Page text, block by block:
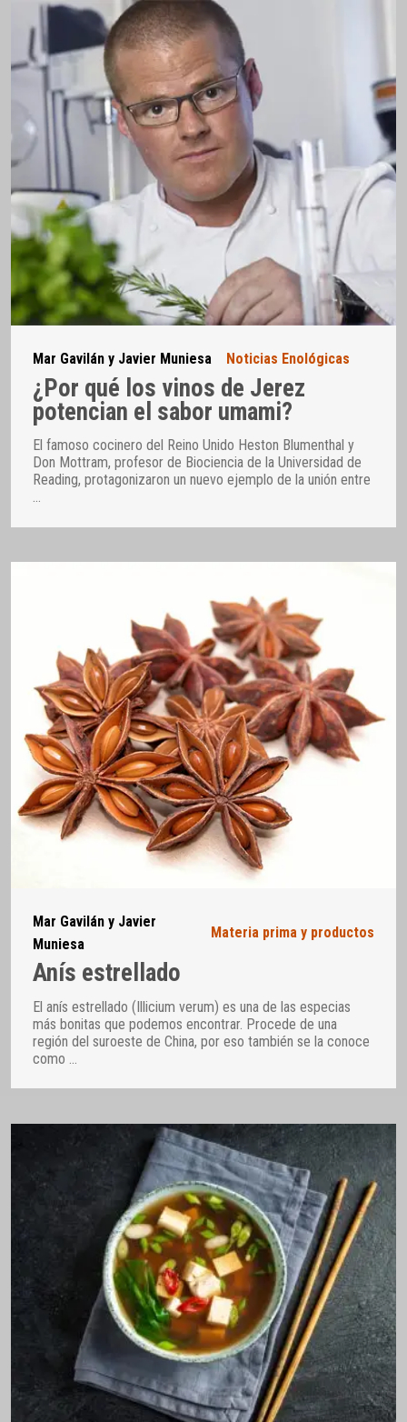
Mar Gavilán y Javier Muniesa Noticias Enológicas
¿Por qué los vinos de Jerez
potencian el sabor umami?
El famoso cocinero del Reino Unido Heston Blumenthal y
Don Mottram, profesor de Biociencia de la Universidad de
Reading, protagonizaron un nuevo ejemplo de la unión entre
…
Mar Gavilán y Javier
Muniesa
Materia prima y productos
Anís estrellado
El anís estrellado (Illicium verum) es una de las especias
más bonitas que podemos encontrar. Procede de una
región del suroeste de China, por eso también se la conoce
como